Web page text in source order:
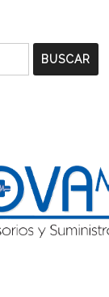
BUSCAR